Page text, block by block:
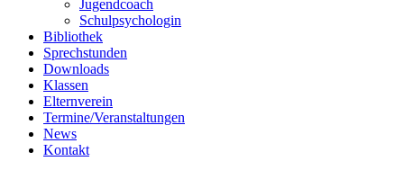
Jugendcoach
Schulpsychologin
Bibliothek
Sprechstunden
Downloads
Klassen
Elternverein
Termine/Veranstaltungen
News
Kontakt